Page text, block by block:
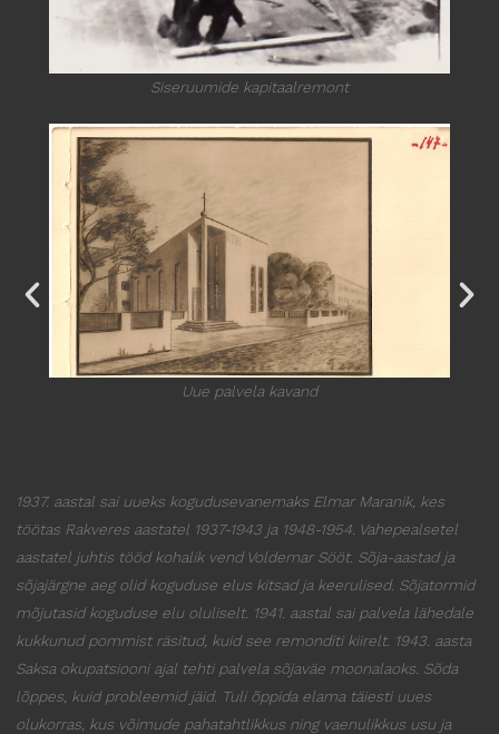
Siseruumide kapitaalremont
Uue palvela kavand
1937. aastal sai uueks kogudusevanemaks Elmar Maranik, kes
töötas Rakveres aastatel 1937-1943 ja 1948-1954. Vahepealsetel
aastatel juhtis tööd kohalik vend Voldemar Sööt. Sõja-aastad ja
sõjajärgne aeg olid koguduse elus kitsad ja keerulised. Sõjatormid
mõjutasid koguduse elu oluliselt. 1941. aastal sai palvela lähedale
kukkunud pommist räsitud, kuid see remonditi kiirelt. 1943. aasta
Saksa okupatsiooni ajal tehti palvela sõjaväe moonalaoks. Sõda
lõppes, kuid probleemid jäid. Tuli õppida elama täiesti uues
olukorras, kus võimude pahatahtlikkus ning vaenulikkus usu ja